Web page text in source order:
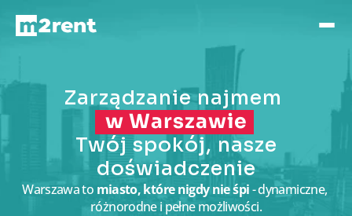
Zarządzanie najmem
w Warszawie
Twój spokój, nasze
doświadczenie
Warszawa to miasto, które nigdy nie śpi - dynamiczne,
różnorodne i pełne możliwości.